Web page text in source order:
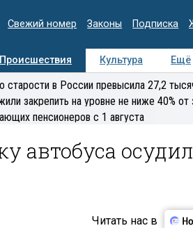
Свежий номер Законы Подписка
Происшествия Культура Ещё
Интервью Колумнисты
старости в России превысила 27,2
закрепить на уровне не ниже 40% от
пенсионеров с 1 августа
автобуса
Читать нас в